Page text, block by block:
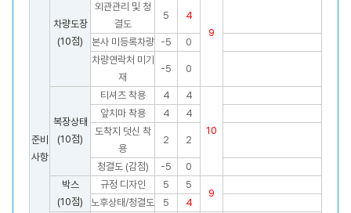
준비
사항
차량도장
(10점)
9
외관관리 및 청
결도
5 4
본사 미등록차량 -5
0
차량연락처 미기
재
-5 0
복장상태
(10점)
티셔츠 착용 4 4
10
앞치마 착용 4
4
도착지 덧신 착
용
2 2
청결도 (감점) -5
0
박스
(10점)
규정 디자인 5 5
9
노후상태/청결도
5 4